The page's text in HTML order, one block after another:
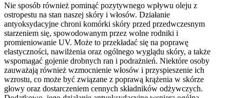
Nie sposób również pominąć pozytywnego wpływu oleju z
ostropestu na stan naszej skóry i włosów. Działanie
antyoksydacyjne chroni komórki skóry przed przedwczesnym
starzeniem się, spowodowanym przez wolne rodniki i
promieniowanie UV. Może to przekładać się na poprawę
elastyczności, nawilżenia oraz ogólnego wyglądu skóry, a także
wspomagać gojenie drobnych ran i podrażnień. Niektóre osoby
zauważają również wzmocnienie włosów i przyspieszenie ich
wzrostu, co może być związane z poprawą krążenia w skórze
głowy oraz dostarczeniem cennych składników odżywczych.